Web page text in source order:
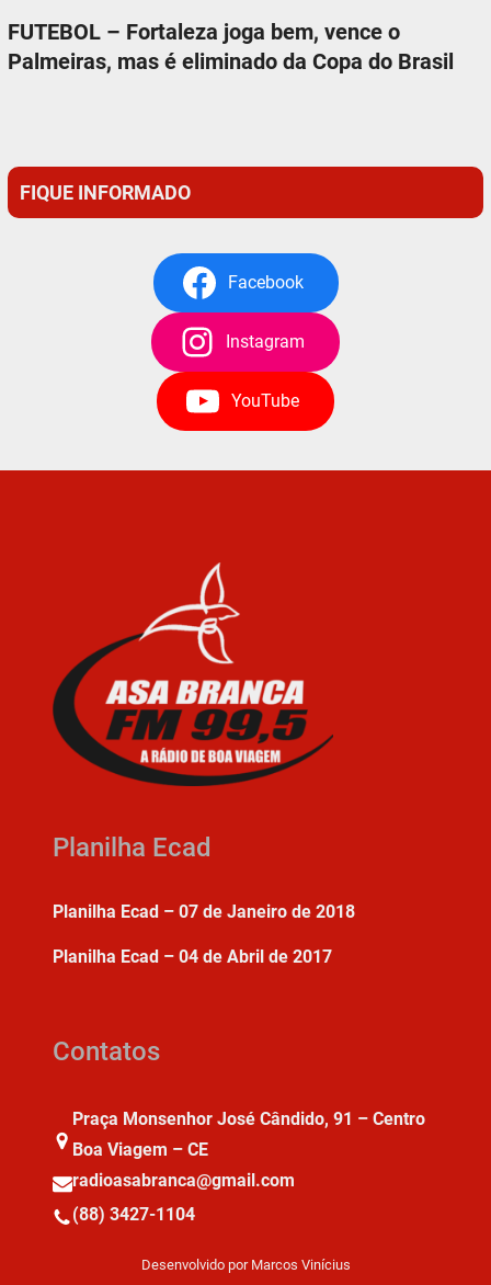
FUTEBOL – Fortaleza joga bem, vence o
Palmeiras, mas é eliminado da Copa do Brasil
FIQUE INFORMADO
Facebook
Instagram
YouTube
Planilha Ecad
Planilha Ecad – 07 de Janeiro de 2018
Planilha Ecad – 04 de Abril de 2017
Contatos
Praça Monsenhor José Cândido, 91 – Centro
Boa Viagem – CE
radioasabranca@gmail.com
(88) 3427-1104
Desenvolvido por Marcos Vinícius